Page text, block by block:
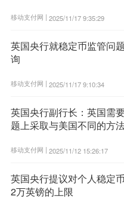
移动支付网 | 2025/11/17 9:35:29
英国央行就稳定币监管问
询
移动支付网 | 2025/11/17 9:10:34
英国央行副行长：英国需
题上采取与美国不同的方
移动支付网 | 2025/11/12 15:26:17
英国央行提议对个人稳定
2万英镑的上限